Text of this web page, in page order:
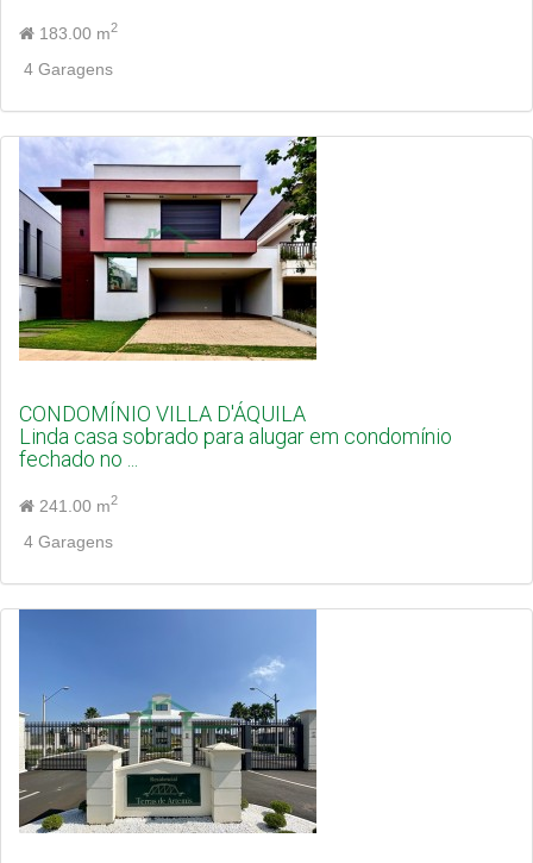
183.00 m2
4 Garagens
CONDOMÍNIO VILLA D'ÁQUILA
Linda casa sobrado para alugar em condomínio
fechado no ...
241.00 m2
4 Garagens